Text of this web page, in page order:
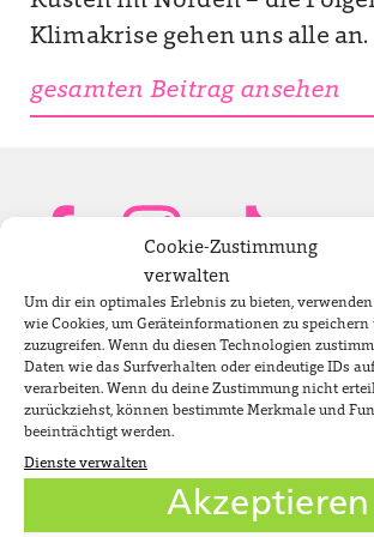
Cookie-Zustimmung
verwalten
Um dir ein optimales Erlebnis zu bieten,
wie Cookies, um Geräteinformationen zu speichern
zuzugreifen. Wenn du diesen Technologien
Daten wie das Surfverhalten oder eindeutige IDs
verarbeiten. Wenn du deine Zustimmung nicht
zurückziehst, können bestimmte Merkmale und
beeinträchtigt werden.
Dienste verwalten
Akzeptieren
Klimakrise gehen uns alle an.
gesamten Beitrag ansehen
Bundestagsabgeordnete
Newsletter
Impressum